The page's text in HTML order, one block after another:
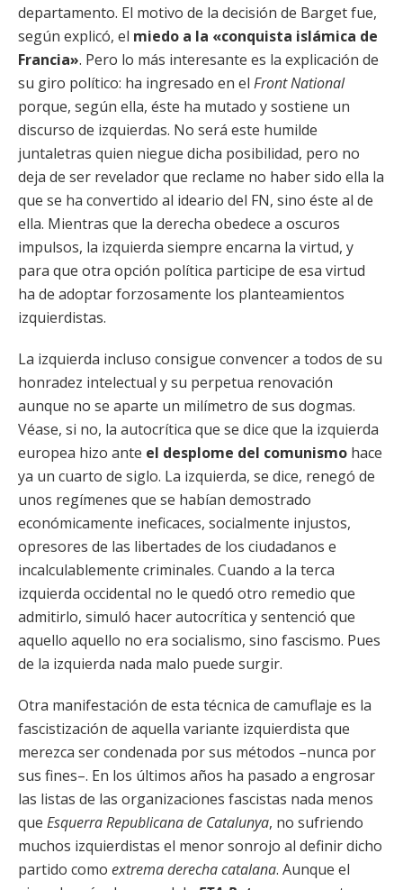
departamento. El motivo de la decisión de Barget fue,
según explicó, el miedo a la «conquista islámica de
Francia». Pero lo más interesante es la explicación de
su giro político: ha ingresado en el Front National
porque, según ella, éste ha mutado y sostiene un
discurso de izquierdas. No será este humilde
juntaletras quien niegue dicha posibilidad, pero no
deja de ser revelador que reclame no haber sido ella la
que se ha convertido al ideario del FN, sino éste al de
ella. Mientras que la derecha obedece a oscuros
impulsos, la izquierda siempre encarna la virtud, y
para que otra opción política participe de esa virtud
ha de adoptar forzosamente los planteamientos
izquierdistas.
La izquierda incluso consigue convencer a todos de su
honradez intelectual y su perpetua renovación
aunque no se aparte un milímetro de sus dogmas.
Véase, si no, la autocrítica que se dice que la izquierda
europea hizo ante el desplome del comunismo hace
ya un cuarto de siglo. La izquierda, se dice, renegó de
unos regímenes que se habían demostrado
económicamente ineficaces, socialmente injustos,
opresores de las libertades de los ciudadanos e
incalculablemente criminales. Cuando a la terca
izquierda occidental no le quedó otro remedio que
admitirlo, simuló hacer autocrítica y sentenció que
aquello aquello no era socialismo, sino fascismo. Pues
de la izquierda nada malo puede surgir.
Otra manifestación de esta técnica de camuflaje es la
fascistización de aquella variante izquierdista que
merezca ser condenada por sus métodos –nunca por
sus fines–. En los últimos años ha pasado a engrosar
las listas de las organizaciones fascistas nada menos
que Esquerra Republicana de Catalunya, no sufriendo
muchos izquierdistas el menor sonrojo al definir dicho
partido como extrema derecha catalana. Aunque el